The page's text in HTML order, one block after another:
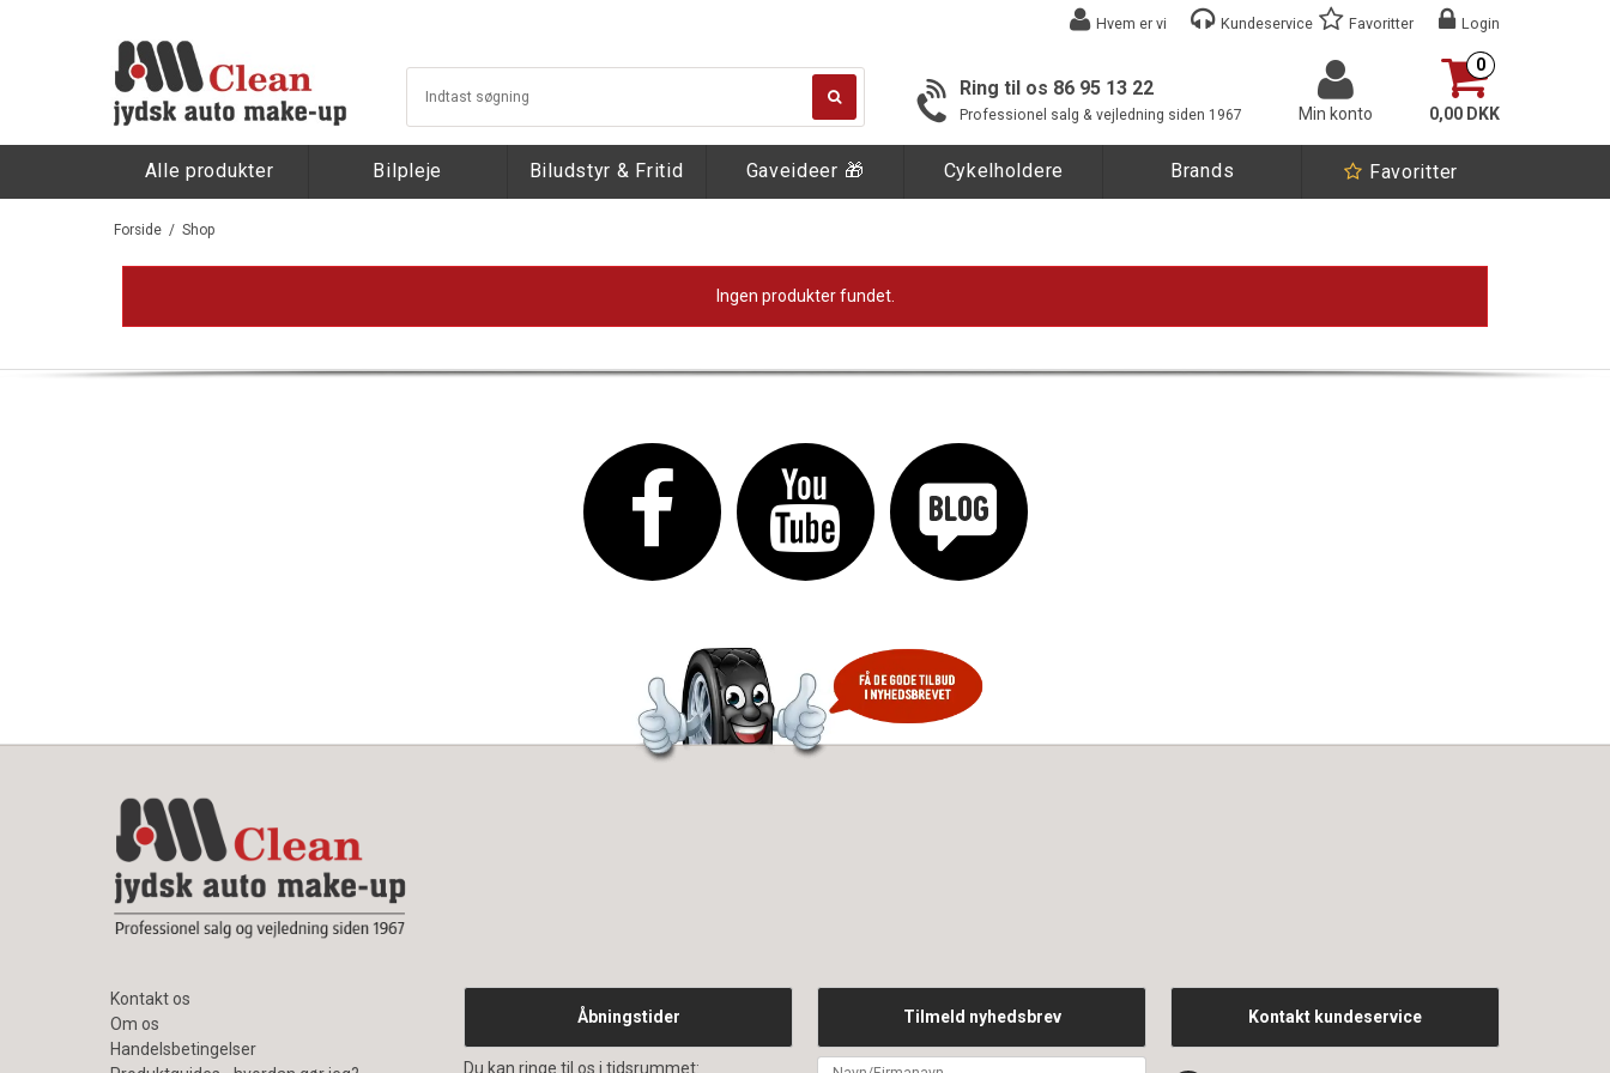
Hvem er vi Kundeservice Favoritter Login
Ring til os 86 95 13 22
Professionel salg & vejledning siden 1967 Min konto 0,00 DKK
0
Alle produkter Bilpleje Biludstyr & Fritid Gaveideer 🎁 Cykelholdere Brands Favoritter
Forside / Shop
Ingen produkter fundet.
Kontakt os
Om os
Handelsbetingelser
Åbningstider
Du kan ringe til os i tidsrummet:
Tilmeld nyhedsbrev Kontakt kundeservice